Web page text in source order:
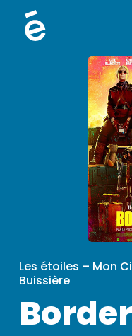
Les étoiles – Mon
Buissière